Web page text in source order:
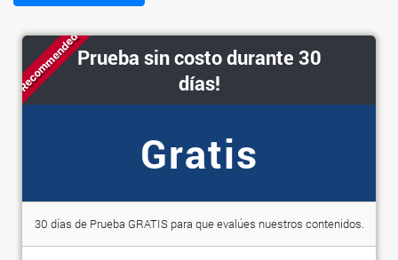
RecommendedPrueba sin costo durante 30
días!
Gratis
30 días de Prueba GRATIS para que evalúes nuestros contenidos.